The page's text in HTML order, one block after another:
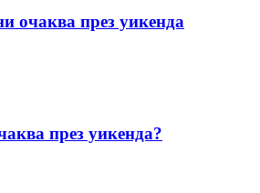
очаква през уикенда
през уикенда?